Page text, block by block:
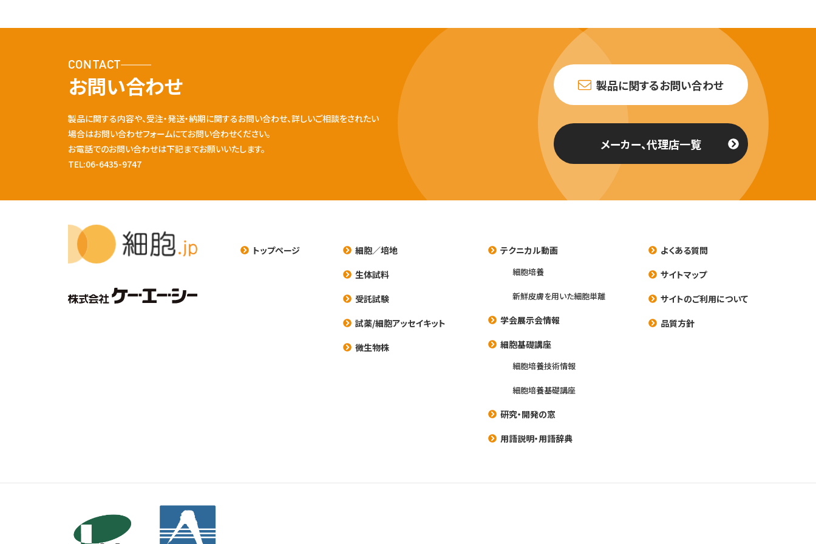
CONTACT
お問い合わせ
製品に関する内容や、受注・発送・納期に関するお問い合わせ、詳しいご相談をされたい
場合はお問い合わせフォームにてお問い合わせください。
お電話でのお問い合わせは下記までお願いいたします。
TEL:06-6435-9747
製品に関するお問い合わせ
メーカー、代理店一覧
トップページ
細胞／培地
生体試料
受託試験
試薬/細胞アッセイキット
微生物株
テクニカル動画
細胞培養
新鮮皮膚を用いた細胞単離
学会展示会情報
細胞基礎講座
細胞培養技術情報
細胞培養基礎講座
研究・開発の窓
用語説明・用語辞典
よくある質問
サイトマップ
サイトのご利用について
品質方針